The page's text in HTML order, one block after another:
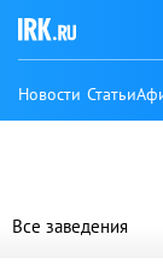
Новости Статьи
Все заведения